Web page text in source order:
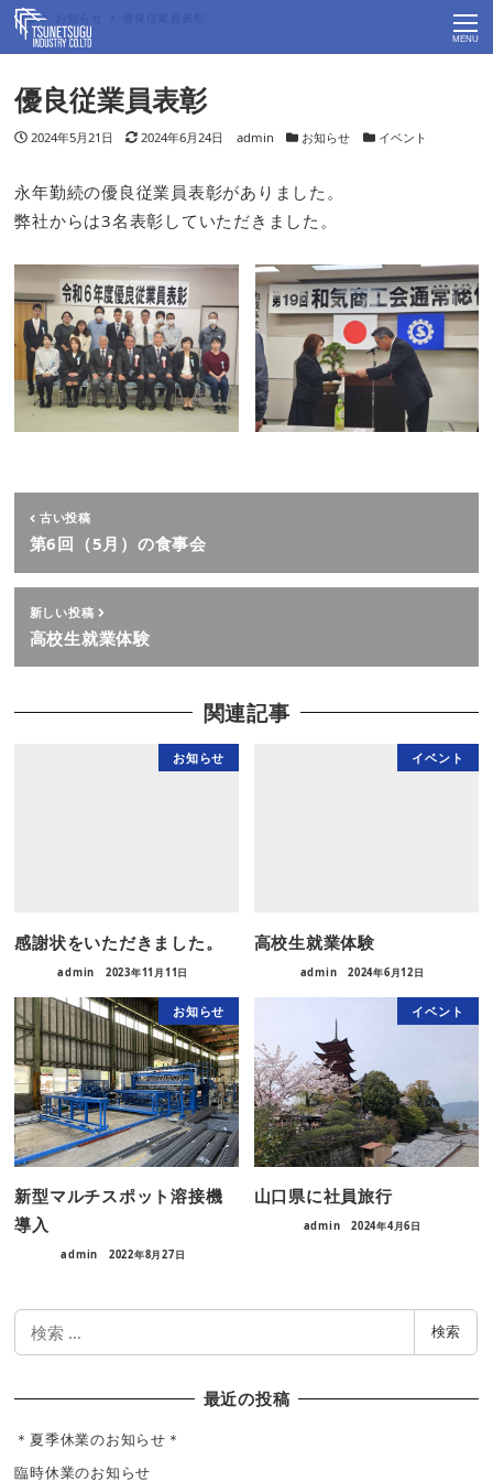
MENU
Top
優良従業員表彰
投稿日
2024年5月21日 更新日
2024年6月24日 著者
admin カテゴリー
お知らせ カテゴリー
イベント
永年勤続の優良従業員表彰がありました。
弊社からは3名表彰していただきました。
古い投稿
第6回（5月）の食事会
新しい投稿
高校生就業体験
関連記事
お知らせ
感謝状をいただきました。
admin 2023年11月11日
イベント
高校生就業体験
admin 2024年6月12日
お知らせ
新型マルチスポット溶接機
導入
admin 2022年8月27日
イベント
山口県に社員旅行
admin 2024年4月6日
索
検索
最近の投稿
＊夏季休業のお知らせ＊
臨時休業のお知らせ